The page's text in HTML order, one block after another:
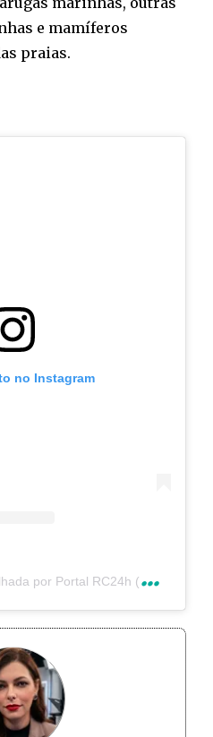
e mamíferos
praias.
no Instagram
U
ma publicação compartilhada por Portal RC24h (@rc24hnoticias)